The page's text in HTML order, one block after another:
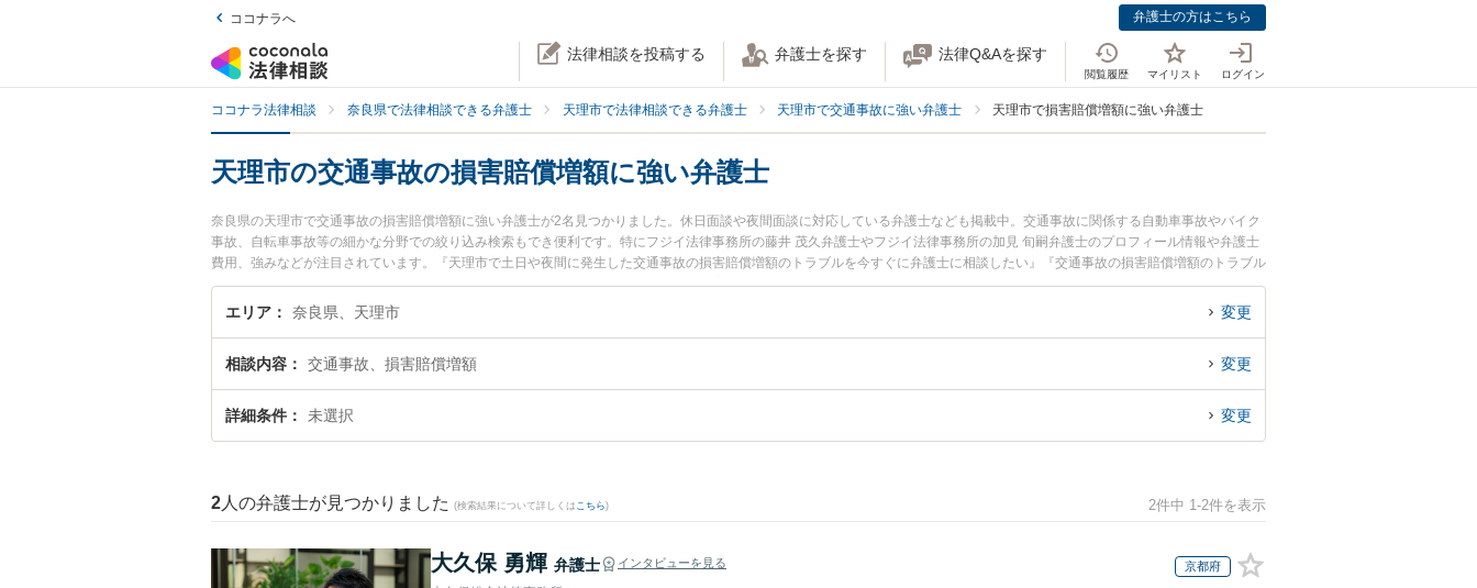
ココナラへ 弁護士の方はこちら
法律相談を投稿する 弁護士を探す 法律Q&Aを探す
閲覧履歴 マイリスト ログイン
ココナラ法律相談 奈良県で法律相談できる弁護士 天理市で法律相談できる弁護士 天理市で交通事故に強い弁護士 天理市で損害賠償増額に強い弁護士
天理市の交通事故の損害賠償増額に強い弁護士
奈良県の天理市で交通事故の損害賠償増額に強い弁護士が2名見つかりました。休日面談や夜間面談に対応している弁護士なども掲載中。交通事故に関係する自動車事故やバイク
事故、自転車事故等の細かな分野での絞り込み検索もでき便利です。特にフジイ法律事務所の藤井 茂久弁護士やフジイ法律事務所の加見 旬嗣弁護士のプロフィール情報や弁護士
費用、強みなどが注目されています。『天理市で土日や夜間に発生した交通事故の損害賠償増額のトラブルを今すぐに弁護士に相談したい』『交通事故の損害賠償増額のトラブル
解決の実績豊富な近くの弁護士を検索したい』『初回相談無料で交通事故の損害賠償増額を法律相談できる天理市内の弁護士に相談予約したい』などでお困りの相談者さんにおす
すめです。
エリア 奈良県、天理市 変更
相談内容 交通事故、損害賠償増額 変更
詳細条件 未選択 変更
2 人の弁護士が見つかりました (検索結果について詳しくは こちら) 2件中 1-2件を表示
大久保 勇輝 弁護士 インタビューを見る 京都府